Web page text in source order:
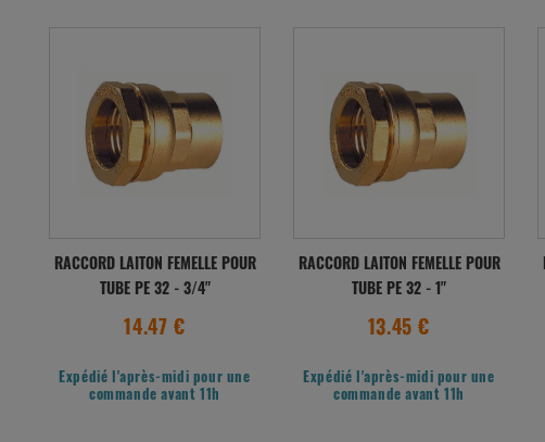
RACCORD LAITON FEMELLE POUR
TUBE PE 32 - 3/4"
14.47 €
Expédié l'après-midi pour une
commande avant 11h
RACCORD LAITON FEMELLE POUR
TUBE PE 32 - 1"
13.45 €
Expédié l'après-midi pour une
commande avant 11h